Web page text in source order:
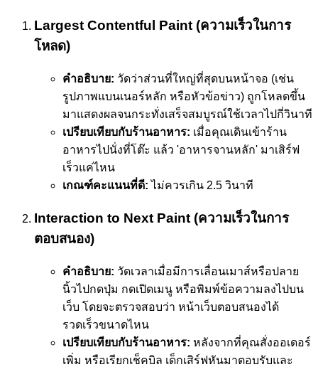
Largest Contentful Paint (ความเร็วในการ
โหลด)
คำอธิบาย: วัดว่าส่วนที่ใหญ่ที่สุดบนหน้าจอ (เช่น
รูปภาพแบนเนอร์หลัก หรือหัวข้อข่าว) ถูกโหลดขึ้น
มาแสดงผลจนกระทั่งเสร็จสมบูรณ์ใช้เวลาไปกี่วินาที
เปรียบเทียบกับร้านอาหาร: เมื่อคุณเดินเข้าร้าน
อาหารไปนั่งที่โต๊ะ แล้ว 'อาหารจานหลัก' มาเสิร์ฟ
เร็วแค่ไหน
เกณฑ์คะแนนที่ดี: ไม่ควรเกิน 2.5 วินาที
Interaction to Next Paint (ความเร็วในการ
ตอบสนอง)
คำอธิบาย: วัดเวลาเมื่อมีการเลื่อนเมาส์หรือปลาย
นิ้วไปกดปุ่ม กดเปิดเมนู หรือพิมพ์ข้อความลงไปบน
เว็บ โดยจะตรวจสอบว่า หน้าเว็บตอบสนองได้
รวดเร็วขนาดไหน
เปรียบเทียบกับร้านอาหาร: หลังจากที่คุณสั่งออเดอร์
เพิ่ม หรือเรียกเช็คบิล เด็กเสิร์ฟหันมาตอบรับและ